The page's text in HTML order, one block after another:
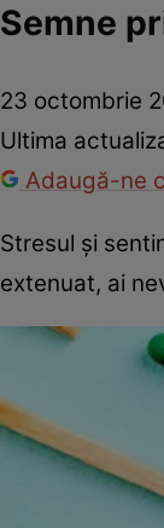
Semne
23 octombrie
Ultima
Adaugă-ne
Stresul și
extenuat, ai